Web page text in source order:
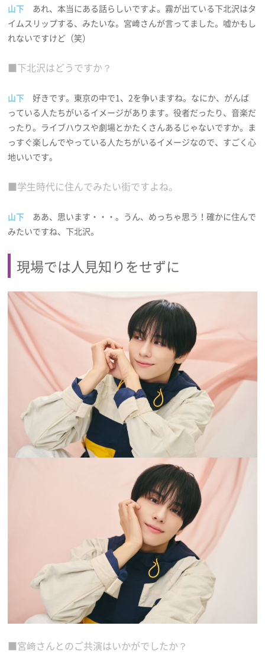
山下 あれ、本当にある話らしいですよ。霧が出ている下北沢はタ
イムスリップする、みたいな。宮﨑さんが言ってました。嘘かもし
れないですけど（笑）
■下北沢はどうですか？
山下 好きです。東京の中で1、2を争いますね。なにか、がんば
っている人たちがいるイメージがあります。役者だったり、音楽だ
ったり。ライブハウスや劇場とかたくさんあるじゃないですか。ま
っすぐ楽しんでやっている人たちがいるイメージなので、すごく心
地いいです。
■学生時代に住んでみたい街ですよね。
山下 ああ、思います・・・。うん、めっちゃ思う！確かに住んで
みたいですね、下北沢。
現場では人見知りをせずに
■宮﨑さんとのご共演はいかがでしたか？